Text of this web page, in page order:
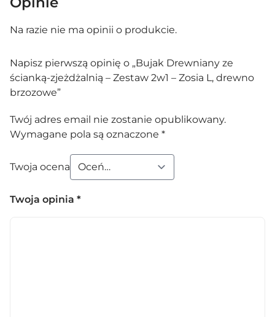
Na razie nie ma opinii o produkcie.
Napisz pierwszą opinię o „Bujak Drewniany ze
ścianką-zjeżdżalnią – Zestaw 2w1 – Zosia L, drewno
brzozowe”
Twój adres email nie zostanie opublikowany.
Wymagane pola są oznaczone *
Twoja ocena
Twoja opinia *